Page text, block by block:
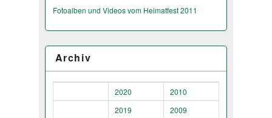
Fotoalben und Videos vom Heimatfest 2011
Archiv
2020
2010
2019
2009